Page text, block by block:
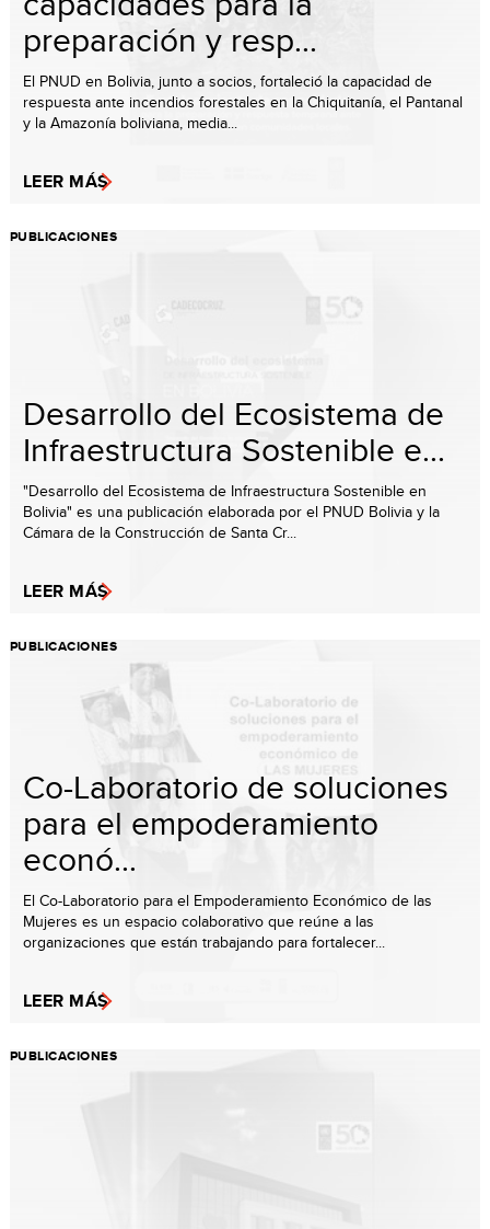
preparación y resp...
El PNUD en Bolivia, junto a socios, fortaleció la capacidad de
respuesta ante incendios forestales en la Chiquitanía, el Pantanal
y la Amazonía boliviana, media...
LEER MÁS
PUBLICACIONES
Desarrollo del Ecosistema de
Infraestructura Sostenible e...
"Desarrollo del Ecosistema de Infraestructura Sostenible en
Bolivia" es una publicación elaborada por el PNUD Bolivia y la
Cámara de la Construcción de Santa Cr...
LEER MÁS
PUBLICACIONES
Co-Laboratorio de soluciones
para el empoderamiento
econó...
El Co-Laboratorio para el Empoderamiento Económico de las
Mujeres es un espacio colaborativo que reúne a las
organizaciones que están trabajando para fortalecer...
LEER MÁS
PUBLICACIONES